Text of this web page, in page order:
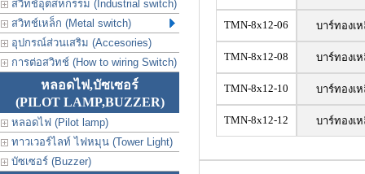
สวิทช์อุตสหกรรม (Industrial switch)
สวิทช์เหล็ก (Metal switch)
อุปกรณ์ส่วนเสริม (Accesories)
การต่อสวิทช์ (How to wiring Switch)
หลอดไฟ,บัซเซอร์
(PILOT LAMP,BUZZER)
หลอดไฟ (Pilot lamp)
ทาวเวอร์ไลท์ ไฟหมุน (Tower Light)
บัซเซอร์ (Buzzer)
TMN-8x12-06 บาร์ทองเห
TMN-8x12-08 บาร์ทองเห
TMN-8x12-10 บาร์ทองเห
TMN-8x12-12 บาร์ทองเห